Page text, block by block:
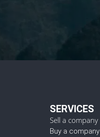
SERVICES
Sell a company
Buy a company